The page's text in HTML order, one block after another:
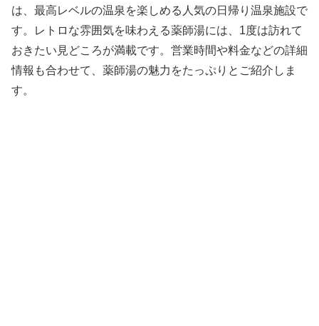
は、最高レベルの温泉を楽しめる人気の日帰り温泉施設で
す。レトロな雰囲気を味わえる薬師湯には、1度は訪れて
おきたい見どころが満載です。営業時間や料金などの詳細
情報も合わせて、薬師湯の魅力をたっぷりとご紹介しま
す。